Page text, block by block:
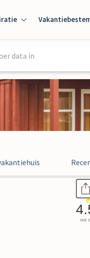
data in
out